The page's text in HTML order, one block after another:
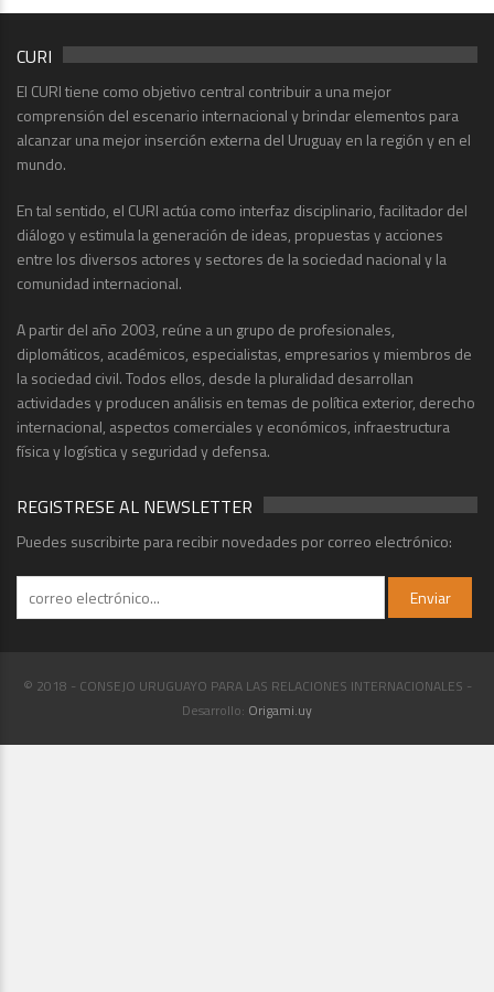
CURI
El CURI tiene como objetivo central contribuir a una mejor
comprensión del escenario internacional y brindar elementos para
alcanzar una mejor inserción externa del Uruguay en la región y en el
mundo.
En tal sentido, el CURI actúa como interfaz disciplinario, facilitador del
diálogo y estimula la generación de ideas, propuestas y acciones
entre los diversos actores y sectores de la sociedad nacional y la
comunidad internacional.
A partir del año 2003, reúne a un grupo de profesionales,
diplomáticos, académicos, especialistas, empresarios y miembros de
la sociedad civil. Todos ellos, desde la pluralidad desarrollan
actividades y producen análisis en temas de política exterior, derecho
internacional, aspectos comerciales y económicos, infraestructura
física y logística y seguridad y defensa.
REGISTRESE AL NEWSLETTER
Puedes suscribirte para recibir novedades por correo electrónico:
© 2018 - CONSEJO URUGUAYO PARA LAS RELACIONES INTERNACIONALES -
Desarrollo: Origami.uy